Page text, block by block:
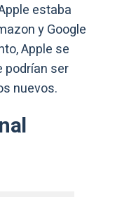
estaba
y Google
Apple se
podrían ser
nuevos.